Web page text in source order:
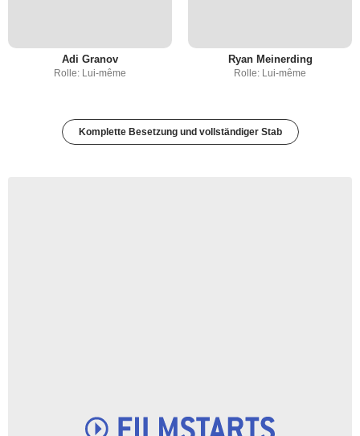
Adi Granov
Rolle: Lui-même
Ryan Meinerding
Rolle: Lui-même
Komplette Besetzung und vollständiger Stab